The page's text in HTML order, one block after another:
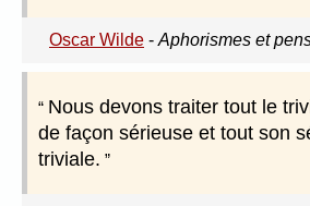
Oscar Wilde - Aphorismes et
Nous devons traiter tout le
de façon sérieuse et tout son
triviale.